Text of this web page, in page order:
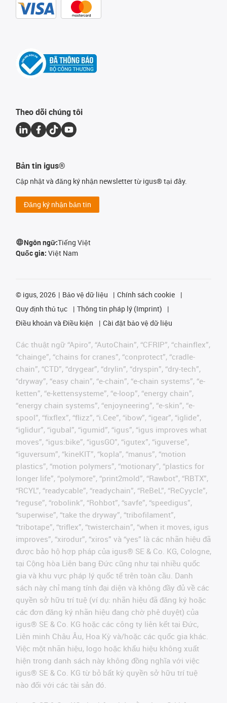
Theo dõi chúng tôi
Bản tin igus®
Cập nhật và đăng ký nhận newsletter từ igus® tại đây.
Đăng ký nhận bản tin
Ngôn ngữ:Tiếng Việt
Quốc gia: Việt Nam
© igus, 2026 Bảo vệ dữ liệu
Chính sách cookie
Quy định thủ tục
Thông tin pháp lý (Imprint)
Điều khoản và Điều kiện
Cài đặt bảo vệ dữ liệu
Các thuật ngữ “Apiro”, “AutoChain”, “CFRIP”, “chainflex”,
“chainge”, “chains for cranes”, “conprotect”, “cradle-
chain”, “CTD”, “drygear”, “drylin”, “dryspin”, “dry-tech”,
“dryway”, “easy chain”, “e-chain”, “e-chain systems”, “e-
ketten”, “e-kettensysteme”, “e-loop”, “energy chain”,
“energy chain systems”, “enjoyneering”, “e-skin”, “e-
spool”, “fixflex”, “flizz”, “i.Cee”, “ibow”, “igear”, “iglide”,
“iglidur”, “igubal”, “igumid”, “igus”, “igus improves what
moves”, “igus:bike”, “igusGO”, “igutex”, “iguverse”,
“iguversum”, “kineKIT”, “kopla”, “manus”, “motion
plastics”, “motion polymers”, “motionary”, “plastics for
longer life”, “polymore”, “print2mold”, “Rawbot”, “RBTX”,
“RCYL”, “readycable”, “readychain”, “ReBeL”, “ReCyycle”,
“reguse”, “robolink”, “Rohbot”, “savfe”, “speedigus”,
“superwise”, “take the dryway”, “tribofilament”,
“tribotape”, “triflex”, “twisterchain”, “when it moves, igus
improves”, “xirodur”, “xiros” và “yes” là các nhãn hiệu đã
được bảo hộ hợp pháp của igus® SE & Co. KG, Cologne,
tại Cộng hòa Liên bang Đức cũng như tại nhiều quốc
gia và khu vực pháp lý quốc tế trên toàn cầu. Danh
sách này chỉ mang tính đại diện và không đầy đủ về các
quyền sở hữu trí tuệ (ví dụ: nhãn hiệu đã đăng ký hoặc
các đơn đăng ký nhãn hiệu đang chờ phê duyệt) của
igus® SE & Co. KG hoặc các công ty liên kết tại Đức,
Liên minh Châu Âu, Hoa Kỳ và/hoặc các quốc gia khác.
Việc một nhãn hiệu, logo hoặc khẩu hiệu không xuất
hiện trong danh sách này không đồng nghĩa với việc
igus® SE & Co. KG từ bỏ bất kỳ quyền sở hữu trí tuệ
nào đối với các tài sản đó.